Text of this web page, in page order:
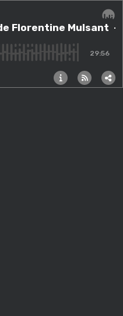
de Florentine Mulsant
Florentine Mulsant -
29:56